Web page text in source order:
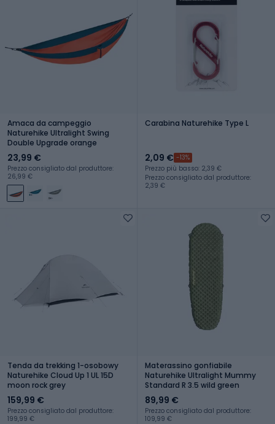
Amaca da campeggio
Naturehike Ultralight Swing
Double Upgrade orange
23,99 €
Prezzo consigliato dal produttore:
26,99 €
Carabina Naturehike Type L
2,09 € -13%
Prezzo più basso: 2,39 €
Prezzo consigliato dal produttore:
2,39 €
Tenda da trekking 1-osobowy
Naturehike Cloud Up 1 UL 15D
moon rock grey
159,99 €
Prezzo consigliato dal produttore:
199,99 €
Materassino gonfiabile
Naturehike Ultralight Mummy
Standard R 3.5 wild green
89,99 €
Prezzo consigliato dal produttore:
109,99 €